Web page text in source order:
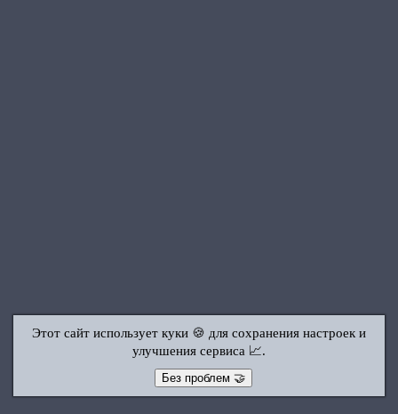
Этот сайт использует куки 🍪 для сохранения настроек и
улучшения сервиса 📈.
Без проблем 🤝